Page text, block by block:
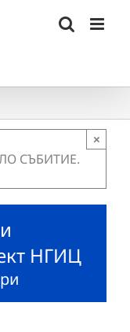
СЪБИТИЕ.
×
НГИЦ